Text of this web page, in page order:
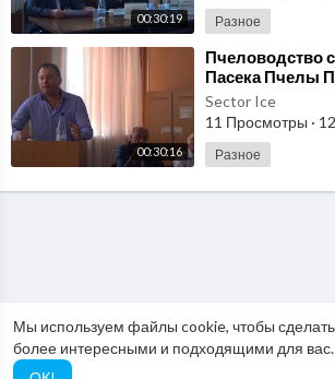
Мы используем файлы cookie, чтобы сделать
более интересными и подходящими для вас.
00:30:19 Разное
00:30:16
⁣Пчеловодство
Пасека Пчелы
Карника
Часть 14
Sector Ice
11 Просмотры ·
Разное